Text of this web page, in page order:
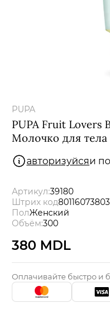
Подарочные
Бренды
Новости
Магазины
Скидки
PUPA
PUPA Fruit Lovers
Молочко для тела
авторизуйсяи
Артикул:39180
Штрих код
ПолЖенский
Объём:300
380 MDL
Оплачивайте быстро и